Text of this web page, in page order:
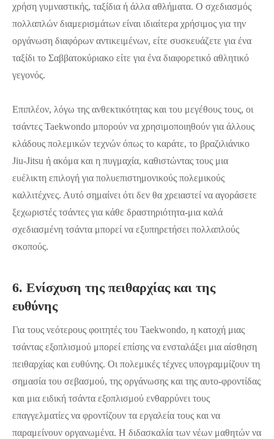
χρήση γυμναστικής, ταξίδια ή άλλα αθλήματα. Ο σχεδιασμός
πολλαπλών διαμερισμάτων είναι ιδιαίτερα χρήσιμος για την
οργάνωση διαφόρων αντικειμένων, είτε συσκευάζετε για ένα
ταξίδι το Σαββατοκύριακο είτε για ένα διαφορετικό αθλητικό
γεγονός.
Επιπλέον, λόγω της ανθεκτικότητας και του μεγέθους τους, οι
τσάντες Taekwondo μπορούν να χρησιμοποιηθούν για άλλους
κλάδους πολεμικών τεχνών όπως το καράτε, το βραζιλιάνικο
Jiu-Jitsu ή ακόμα και η πυγμαχία, καθιστώντας τους μια
ευέλικτη επιλογή για πολυεπιστημονικούς πολεμικούς
καλλιτέχνες. Αυτό σημαίνει ότι δεν θα χρειαστεί να αγοράσετε
ξεχωριστές τσάντες για κάθε δραστηριότητα-μια καλά
σχεδιασμένη τσάντα μπορεί να εξυπηρετήσει πολλαπλούς
σκοπούς.
6. Ενίσχυση της πειθαρχίας και της
ευθύνης
Για τους νεότερους φοιτητές του Taekwondo, η κατοχή μιας
τσάντας εξοπλισμού μπορεί επίσης να ενσταλάξει μια αίσθηση
πειθαρχίας και ευθύνης. Οι πολεμικές τέχνες υπογραμμίζουν τη
σημασία του σεβασμού, της οργάνωσης και της αυτο-φροντίδας
και μια ειδική τσάντα εξοπλισμού ενθαρρύνει τους
επαγγελματίες να φροντίζουν τα εργαλεία τους και να
παραμείνουν οργανωμένα. Η διδασκαλία των νέων μαθητών να